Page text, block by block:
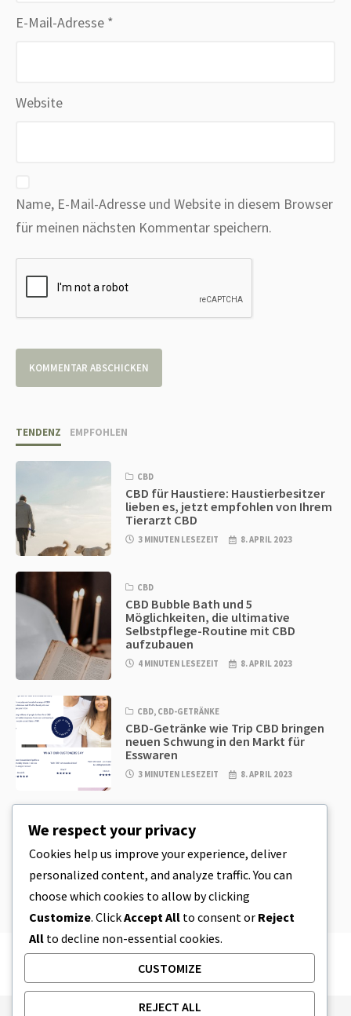
E-Mail-Adresse *
Website
Name, E-Mail-Adresse und Website in diesem Browser
für meinen nächsten Kommentar speichern.
TENDENZ EMPFOHLEN
CBD
CBD für Haustiere: Haustierbesitzer
lieben es, jetzt empfohlen von Ihrem
Tierarzt CBD
3 MINUTEN LESEZEIT 8. APRIL 2023
CBD
CBD Bubble Bath und 5
Möglichkeiten, die ultimative
Selbstpflege-Routine mit CBD
aufzubauen
4 MINUTEN LESEZEIT 8. APRIL 2023
CBD, CBD-GETRÄNKE
CBD-Getränke wie Trip CBD bringen
neuen Schwung in den Markt für
Esswaren
3 MINUTEN LESEZEIT 8. APRIL 2023
CBD EDIBLES
CBD-Plätzchenteig & unglaublich
einfache CBD-Esswaren, die Sie zu
Hause herstellen können
4 MINUTEN LESEZEIT
We respect your privacy
Cookies help us improve your experience, deliver
personalized content, and analyze traffic. You can
choose which cookies to allow by clicking
Customize. ClickAccept All to consent or Reject
All to decline non-essential cookies.
CUSTOMIZE
REJECT ALL